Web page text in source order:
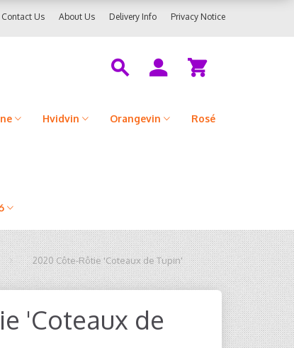
Privacy Notice
Delivery Info
About Us
Contact Us
Hvidvin Orangevin Rosé
2020 Côte-Rôtie 'Coteaux de Tupin'
'Coteaux de